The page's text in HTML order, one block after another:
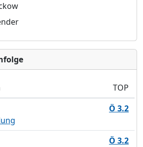
TOP
Ö 3.2
Ö 3.2